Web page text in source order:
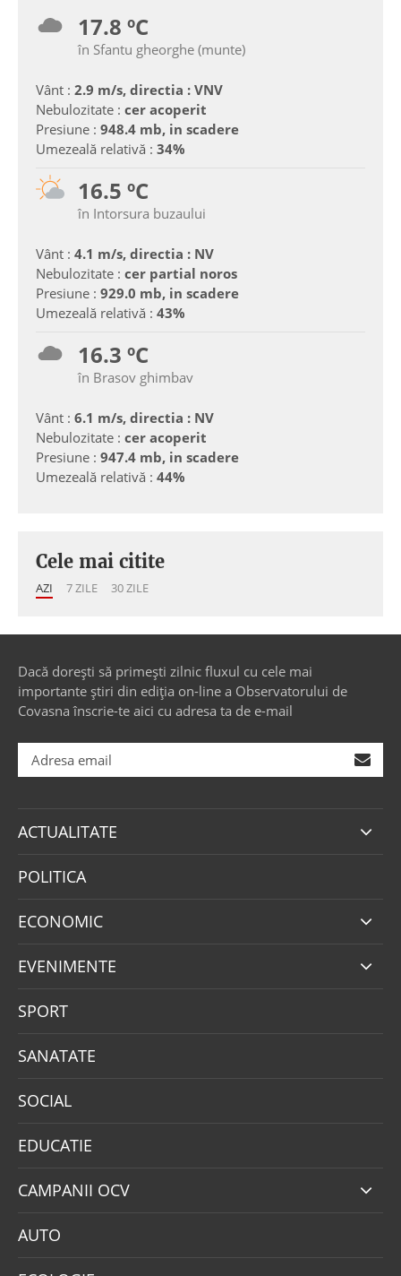
17.8 ºC
în Sfantu gheorghe (munte)
Vânt : 2.9 m/s, directia : VNV
Nebulozitate : cer acoperit
Presiune : 948.4 mb, in scadere
Umezeală relativă : 34%
16.5 ºC
în Intorsura buzaului
Vânt : 4.1 m/s, directia : NV
Nebulozitate : cer partial noros
Presiune : 929.0 mb, in scadere
Umezeală relativă : 43%
16.3 ºC
în Brasov ghimbav
Vânt : 6.1 m/s, directia : NV
Nebulozitate : cer acoperit
Presiune : 947.4 mb, in scadere
Umezeală relativă : 44%
Cele mai citite
AZI 7 ZILE 30 ZILE
Dacă dorești să primești zilnic fluxul cu cele mai
importante știri din ediția on-line a Observatorului de
Covasna înscrie-te aici cu adresa ta de e-mail
ACTUALITATE
POLITICA
ECONOMIC
EVENIMENTE
SPORT
SANATATE
SOCIAL
EDUCATIE
CAMPANII OCV
AUTO